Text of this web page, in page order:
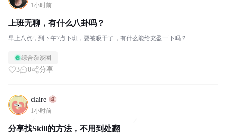
1小时前
上班无聊，有什么八卦吗？
早上八点，到下午7点下班，要被吸干了，有什么能给充盈一下吗？
综合杂谈圈
3 0 分享
claire
1小时前
分享找Skill的方法，不用到处翻